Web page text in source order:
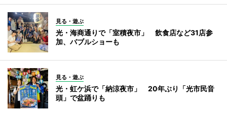
見る・遊ぶ
光・海商通りで「室積夜市」 飲食店など31店参
加、バブルショーも
見る・遊ぶ
光・虹ケ浜で「納涼夜市」 20年ぶり「光市民音
頭」で盆踊りも